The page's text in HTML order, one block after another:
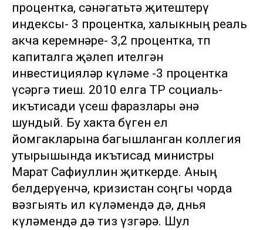
процентка, сәнәгатьтә җитештерү
индексы- 3 процентка, халыкның реаль
акча керемнәре- 3,2 процентка, төп
капиталга җәлеп ителгән
инвестицияләр күләме -3 процентка
үсәргә тиеш. 2010 елга ТР социаль-
икътисади үсеш фаразлары әнә
шундый. Бу хакта бүген ел
йомгакларына багышланган коллегия
утырышында икътисад министры
Марат Сафиуллин җиткерде. Аның
белдерүенчә, кризистан соңгы чорда
вәзгыять ил күләмендә дә, дөнья
күләмендә дә тиз үзгәрә. Шул